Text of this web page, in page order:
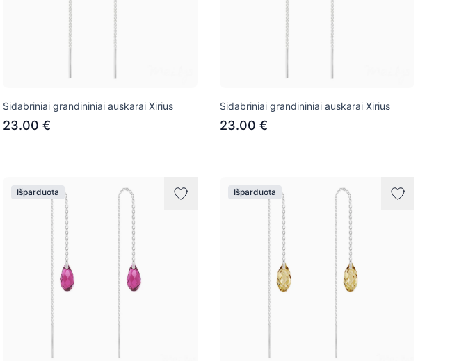
Sidabriniai grandininiai auskarai Xirius
23.00 €
Sidabriniai grandininiai auskarai Xirius
23.00 €
Išparduota Išparduota